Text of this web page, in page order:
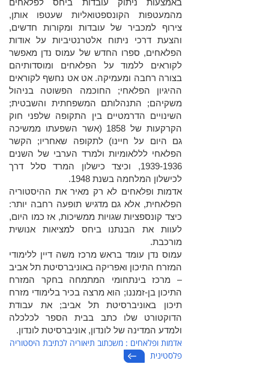
באמצעות ניתוק עובדות ביחס לפלאחים
מהמעטפות הקונספטואליות שעטפו אותן,
צירוף למכביר של עובדות ומקורות חדשים,
והצעת דרכי ניתוח אלטרנטיביות על אודות
הפלאחים, ספרו החדש של עמוס נדן מאפשר
לקוראים ללמוד על הפלאחים ומוסדותיהם
בצורה רחבה ומעמיקה. אט אט נחשף לקוראים
ההיגיון הפלאחי; החוכמה הפשוטה בניהול
משקיהם; התנהלותם המשפחתית והשבטית;
השינויים הדרמטיים בין התקופה שלפני חוק
הקרקעות של 1858 (אשר השפעתו ממשיכה
גם היום על חיינו) לתקופה שאחריו; הקשר
הפלאחי לללאומיות ולמרד הערבי של השנים
1939-1936, וכיצד כישלון המרד סלל דרך
לכישלון המלחמה בשנת 1948.
אדמות ופלאחים לא רק מאיר את ההיסטוריה
הפלאחית, אלא גם מדגיש תופעה רחבה יותר:
כיצד קונספציות שגויות ממשיכות, אז כמו היום,
לעוות את הבנתנו ביחס למציאות אנושית
מורכבת.
עמוס נדן עומד בראש מרכז משה דיין ללימודי
המזרח התיכון ואפריקה באוניברסיטת תל אביב
– מרכז בינתחומי המתמחה בחקר המזרח
התיכון בן-זמננו; הוא מרצה בכיר בלימודי מזרח
תיכון באוניברסיטת תל אביב; את עבודת
הדוקטורט שלו כתב בבית הספר לכלכלה
ולמדע המדינה של לונדון, אוניברסיטת לונדון.
אדמות ופלאחים : משכתוב תיאוריה לכתיבת היסטוריה
פלסטינית